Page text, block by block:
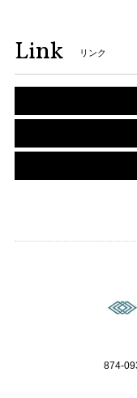
Link リンク
874-